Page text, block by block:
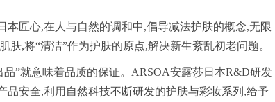
本匠心,在人与自然的调和中,倡导减法护肤的概念,无限
肤,将“清洁”作为护肤的原点,解决新生紊乱初老问题。
品”就意味着品质的保证。ARSOA安露莎日本R&D研发
品安全,利用自然科技不断研发的护肤与彩妆系列,给予